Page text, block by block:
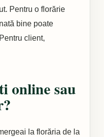
Pentru o florărie
bine poate
client,
online sau
la florăria de la